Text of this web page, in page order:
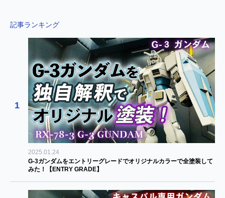
記事ランキング
1
2025.01.24
G-3ガンダムをエントリーグレードでオリジナルカラーで全塗装して
みた！【ENTRY GRADE】